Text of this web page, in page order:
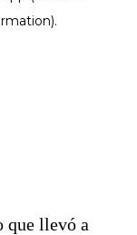
que llevó a